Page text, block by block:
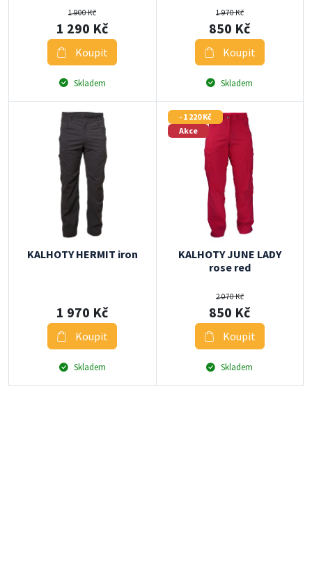
1 900 Kč
1 290 Kč
Koupit
Skladem
1 970 Kč
850 Kč
Koupit
Skladem
KALHOTY HERMIT iron
1 970 Kč
Koupit
Skladem
- 1 220 Kč
Akce
KALHOTY JUNE LADY
rose red
2 070 Kč
850 Kč
Koupit
Skladem